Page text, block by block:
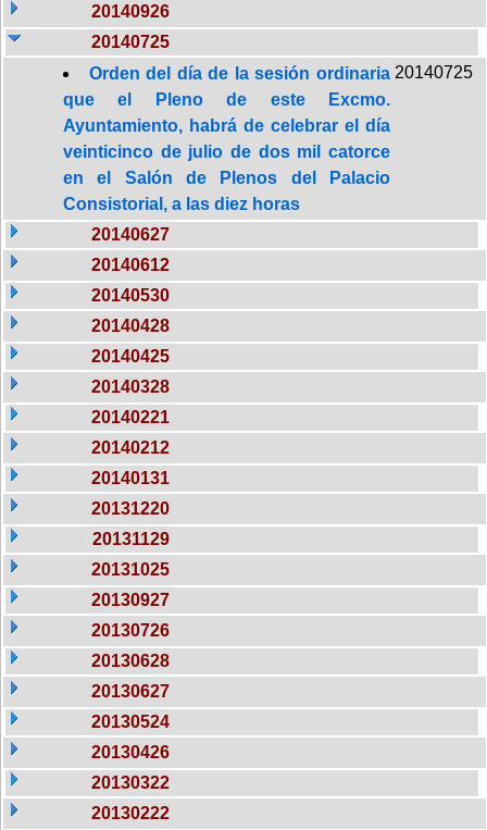
20140926
20140725
Orden del día de la sesión ordinaria
que el Pleno de este Excmo.
Ayuntamiento, habrá de celebrar el día
veinticinco de julio de dos mil catorce
en el Salón de Plenos del Palacio
Consistorial, a las diez horas
20140725
20140627
20140612
20140530
20140428
20140425
20140328
20140221
20140212
20140131
20131220
20131129
20131025
20130927
20130726
20130628
20130627
20130524
20130426
20130322
20130222